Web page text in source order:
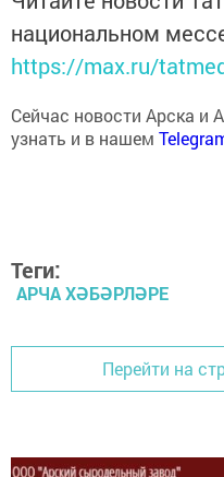
национальном
https://max.ru/
узнать и в нашем
АРЧА ХӘБӘРЛӘРЕ
Перейти на